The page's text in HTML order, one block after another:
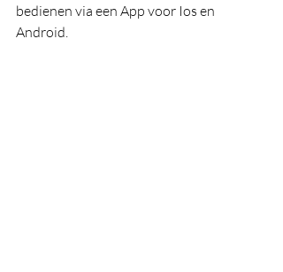
bedienen via een App voor Ios en
Android.